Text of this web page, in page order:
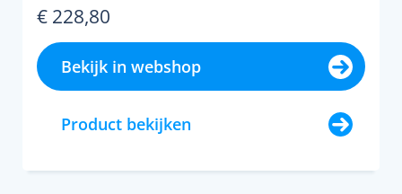
€ 228,80
Bekijk in webshop
Product bekijken